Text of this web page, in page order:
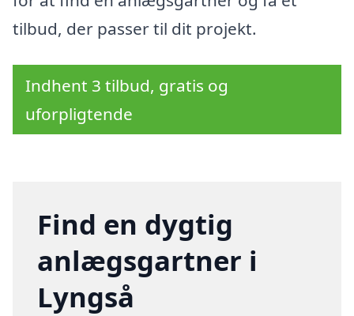
tilbud, der passer til dit projekt.
Indhent 3 tilbud, gratis og
uforpligtende
Find en dygtig
anlægsgartner i
Lyngså